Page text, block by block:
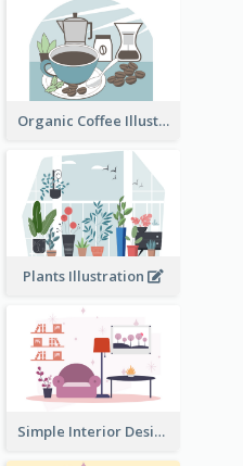
Organic Coffee Illustration
Plants Illustration
Simple Interior Design